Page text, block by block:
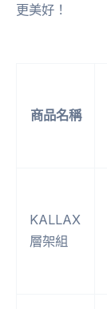
更美好！
商品名稱
KALLAX
層架組